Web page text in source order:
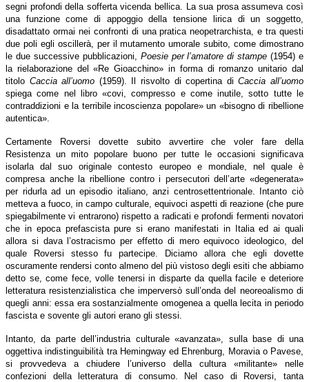
segni profondi della sofferta vicenda bellica. La sua prosa assumeva così
una funzione come di appoggio della tensione lirica di un soggetto,
disadattato ormai nei confronti di una pratica neopetrarchista, e tra questi
due poli egli oscillerà, per il mutamento umorale subito, come dimostrano
le due successive pubblicazioni, Poesie per l’amatore di stampe (1954) e
la rielaborazione del «Re Gioacchino» in forma di romanzo unitario dal
titolo Caccia all’uomo (1959). Il risvolto di copertina diCaccia all’uomo
spiega come nel libro «covi, compresso e come inutile, sotto tutte le
contraddizioni e la terribile incoscienza popolare» un «bisogno di ribellione
autentica».
Certamente Roversi dovette subito avvertire che voler fare della
Resistenza un mito popolare buono per tutte le occasioni significava
isolarla dal suo originale contesto europeo e mondiale, nel quale è
compresa anche la ribellione contro i persecutori dell’arte «degenerata»
per ridurla ad un episodio italiano, anzi centrosettentrionale. Intanto ciò
metteva a fuoco, in campo culturale, equivoci aspetti di reazione (che pure
spiegabilmente vi entrarono) rispetto a radicati e profondi fermenti novatori
che in epoca prefascista pure si erano manifestati in Italia ed ai quali
allora si dava l’ostracismo per effetto di mero equivoco ideologico, del
quale Roversi stesso fu partecipe. Diciamo allora che egli dovette
oscuramente rendersi conto almeno del più vistoso degli esiti che abbiamo
detto se, come fece, volle tenersi in disparte da quella facile e deteriore
letteratura resistenzialistica che imperversò sull’onda del neoreoalismo di
quegli anni: essa era sostanzialmente omogenea a quella lecita in periodo
fascista e sovente gli autori erano gli stessi.
Intanto, da parte dell’industria culturale «avanzata», sulla base di una
oggettiva indistinguibilità tra Hemingway ed Ehrenburg, Moravia o Pavese,
si provvedeva a chiudere l’universo della cultura «militante» nelle
confezioni della letteratura di consumo. Nel caso di Roversi, tanta